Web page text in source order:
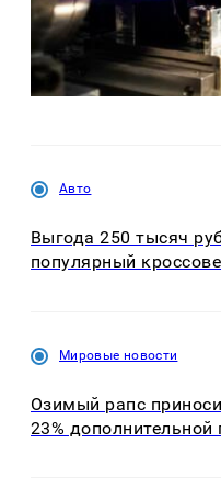
Авто
Выгода 250 тысяч
популярный
Мировые новости
Озимый рапс
23% дополнительной